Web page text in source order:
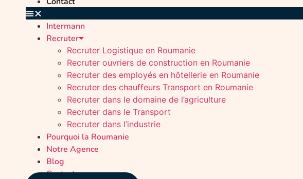
Intermann
Recruter
Recruter Logistique en Roumanie
Recruter ouvriers de construction en Roumanie
Recruter des employés en hôtellerie en Roumanie
Recruter des chauffeurs Transport en Roumanie
Recruter dans le domaine de l’agriculture
Recruter dans le Transport
Recruter dans l’industrie
Pourquoi la Roumanie
Notre Agence
Blog
Contact